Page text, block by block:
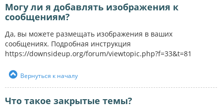
Могу ли я добавлять изображения к
сообщениям?
Да, вы можете размещать изображения в ваших
сообщениях. Подробная инструкция
https://downsideup.org/forum/viewtopic.php?f=33&t=81
Вернуться к началу
Что такое закрытые темы?